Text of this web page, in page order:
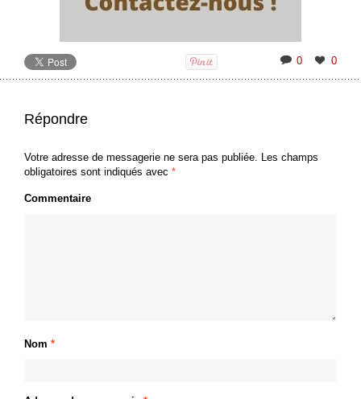
0 0
Répondre
Votre adresse de messagerie ne sera pas publiée.
Les champs
obligatoires sont indiqués avec *
Commentaire
Nom *